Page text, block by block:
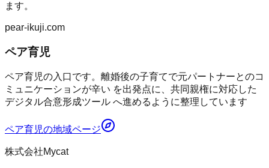
ます。
pear-ikuji.com
ペア育児
ペア育児の入口です。離婚後の子育てで元パートナーとのコ
ミュニケーションが辛い を出発点に、共同親権に対応した
デジタル合意形成ツール へ進めるように整理しています
ペア育児の地域ページ
株式会社Mycat